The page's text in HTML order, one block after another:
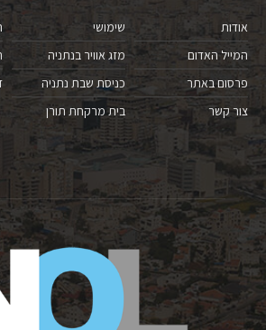
אודות
המייל האדום
פרסום באתר
צור קשר
שימושי
מזג אוויר בנתניה
כניסת שבת נתניה
בית מרקחת תורן